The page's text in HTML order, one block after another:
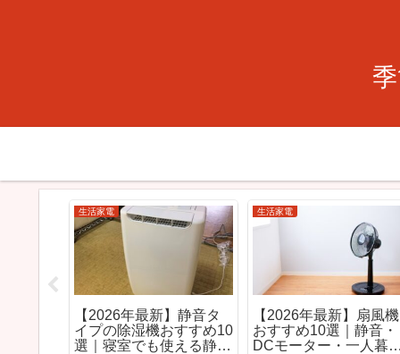
生活家電
ドライ運転の電気代はど
れ？冷房との差を解説
生活家電
【2026年最新】除湿機
おすすめ10選｜梅雨・
屋干し・一人暮らし向